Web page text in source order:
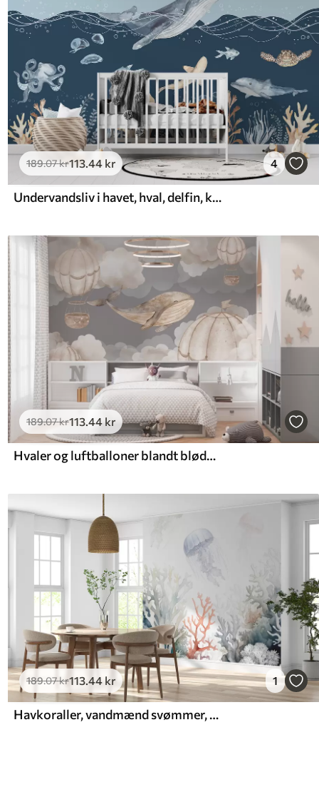
189.07kr113.44 kr 4
Undervandsliv i havet, hval, delfin, koraller, havdyr, havtema, pastelfarver
189.07kr113.44 kr
Hvaler og luftballoner blandt bløde skyer
189.07kr113.44 kr 1
Havkoraller, vandmænd svømmer, akvarel, grå, blå, rød